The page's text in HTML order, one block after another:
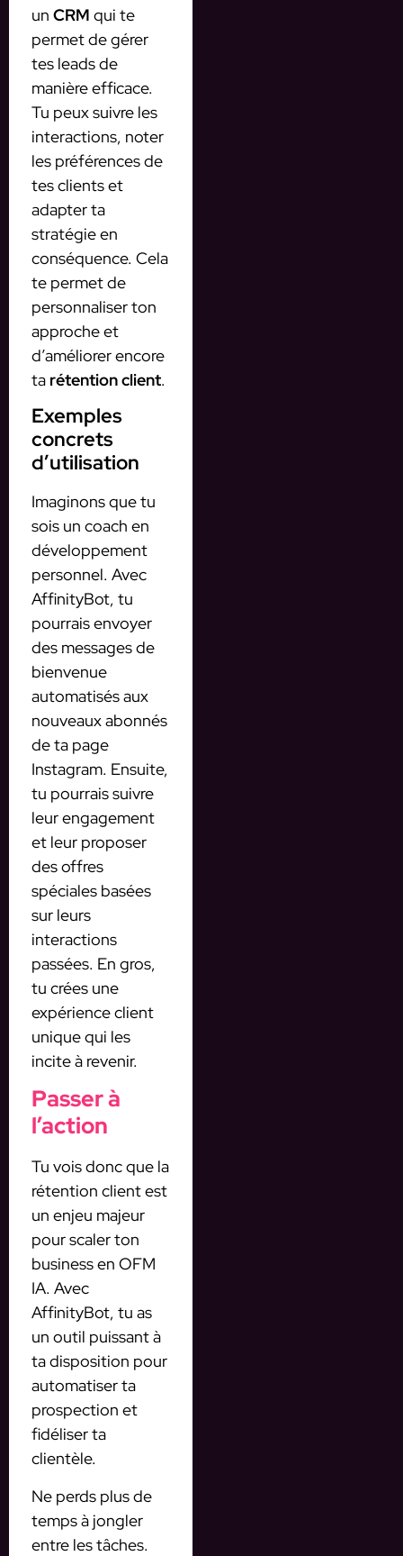
un CRM qui te
permet de gérer
tes leads de
manière efficace.
Tu peux suivre les
interactions, noter
les préférences de
tes clients et
adapter ta
stratégie en
conséquence. Cela
te permet de
personnaliser ton
approche et
d’améliorer encore
ta rétention client.
Exemples
concrets
d’utilisation
Imaginons que tu
sois un coach en
développement
personnel. Avec
AffinityBot, tu
pourrais envoyer
des messages de
bienvenue
automatisés aux
nouveaux abonnés
de ta page
Instagram. Ensuite,
tu pourrais suivre
leur engagement
et leur proposer
des offres
spéciales basées
sur leurs
interactions
passées. En gros,
tu crées une
expérience client
unique qui les
incite à revenir.
Passer à
l’action
Tu vois donc que la
rétention client est
un enjeu majeur
pour scaler ton
business en OFM
IA. Avec
AffinityBot, tu as
un outil puissant à
ta disposition pour
automatiser ta
prospection et
fidéliser ta
clientèle.
Ne perds plus de
temps à jongler
entre les tâches.